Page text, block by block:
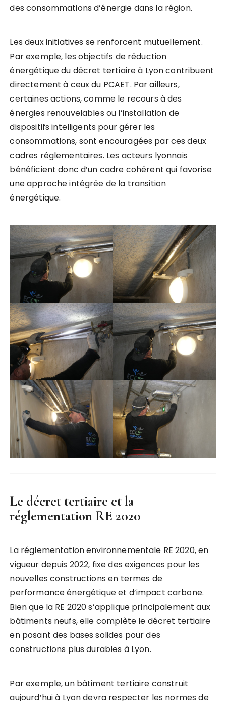
des consommations d’énergie dans la région.
Les deux initiatives se renforcent mutuellement.
Par exemple, les objectifs de réduction
énergétique du décret tertiaire à Lyon contribuent
directement à ceux du PCAET. Par ailleurs,
certaines actions, comme le recours à des
énergies renouvelables ou l’installation de
dispositifs intelligents pour gérer les
consommations, sont encouragées par ces deux
cadres réglementaires. Les acteurs lyonnais
bénéficient donc d’un cadre cohérent qui favorise
une approche intégrée de la transition
énergétique.
Le décret tertiaire et la
réglementation RE 2020
La réglementation environnementale RE 2020, en
vigueur depuis 2022, fixe des exigences pour les
nouvelles constructions en termes de
performance énergétique et d’impact carbone.
Bien que la RE 2020 s’applique principalement aux
bâtiments neufs, elle complète le décret tertiaire
en posant des bases solides pour des
constructions plus durables à Lyon.
Par exemple, un bâtiment tertiaire construit
aujourd’hui à Lyon devra respecter les normes de